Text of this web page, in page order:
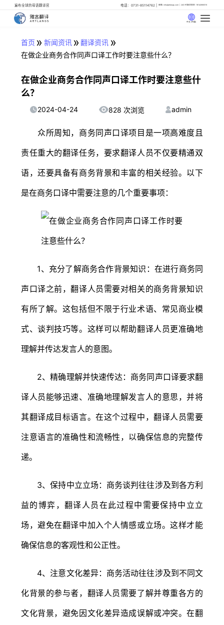
遍布全球的母语翻译官 电话：0731-85114762 邮箱: info@artlangs.com 24小时翻译管家: 18142666316
中文 (中国)
首页 » 新闻资讯» 翻译资讯 »
在做企业商务合作同声口译工作时要注意些什么？
在做企业商务合作同声口译工作时要注意些什
么？
2024-04-24 828 次浏览 admin
众所周知，商务同声口译项目是一项高难度且
责任重大的翻译任务，要求翻译人员不仅要精通双
语，还要具备有商务背景和丰富的相关经验。以下
是在商务口译中需要注意的几个重要事项：
1、充分了解商务合作背景知识：在进行商务同
声口译之前，翻译人员需要对相关的商务背景知识
有所了解。这包括但不限于行业术语、常见商业模
式、谈判技巧等。这样可以帮助翻译人员更准确地
理解并传达发言人的意图。
2、精确理解并快速传达：商务同声口译要求翻
译人员能够迅速、准确地理解发言人的意思，并将
其翻译成目标语言。在这个过程中，翻译人员需要
注意语言的准确性和流畅性，以确保信息的完整传
递。
3、保持中立立场：商务谈判往往涉及到各方利
益的博弈，翻译人员在此过程中需要保持中立立
场，避免在翻译中加入个人情感或立场。这样才能
确保信息的客观性和公正性。
4、注意文化差异：商务活动往往涉及到不同文
化背景的参与者，翻译人员需要了解并尊重各方的
文化背景，避免因文化差异造成误解或冲突。在翻